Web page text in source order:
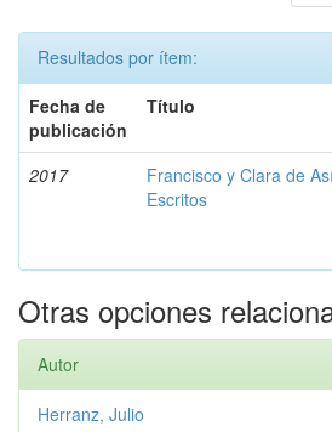
Resultados por ítem:
Fecha de
publicación
Título
2017
Francisco y Clara de
Escritos
Otras opciones
Autor
Herranz, Julio